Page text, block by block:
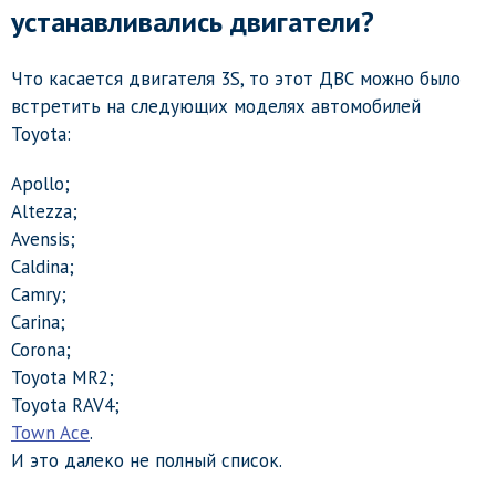
устанавливались двигатели?
Что касается двигателя 3S, то этот ДВС можно было
встретить на следующих моделях автомобилей
Toyota:
Apollo;
Altezza;
Avensis;
Caldina;
Camry;
Carina;
Corona;
Toyota MR2;
Toyota RAV4;
Town Ace.
И это далеко не полный список.